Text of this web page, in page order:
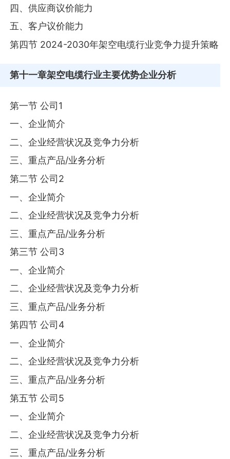
四、供应商议价能力
五、客户议价能力
第四节 2024-2030年架空电缆行业竞争力提升策略
第十一章架空电缆行业主要优势企业分析
第一节 公司1
一、企业简介
二、企业经营状况及竞争力分析
三、重点产品/业务分析
第二节 公司2
一、企业简介
二、企业经营状况及竞争力分析
三、重点产品/业务分析
第三节 公司3
一、企业简介
二、企业经营状况及竞争力分析
三、重点产品/业务分析
第四节 公司4
一、企业简介
二、企业经营状况及竞争力分析
三、重点产品/业务分析
第五节 公司5
一、企业简介
二、企业经营状况及竞争力分析
三、重点产品/业务分析